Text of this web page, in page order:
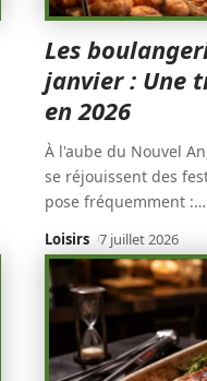
Les
janvier : Une
en 2026
À l'aube du Nouvel
se réjouissent des
pose fréquemment :…
Loisirs 7 juillet 2026